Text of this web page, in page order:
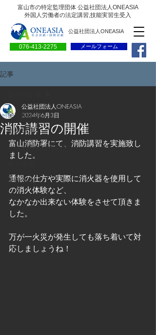
富山市の特定監理団体 公益社団法人ONEASIA
外国人労働者の法定講習,技能実習生受入
076-413-2275
公益社団法人ONEASIA
メールフォーム
記事
全ての記事
会員専用ページ
一般の方向けブログ
求職情報
プレリリース
消防講習の開催
公益社団法人ONEASIA
2024年6月3日
富山消防署にて、消防講習を実施致し
ました。
通報の仕方や実際に消火器を使用して
の消火体験など、
なかなか出来ない体験をさせて頂きま
した。
万が一火災が発生しても落ち着いて対
応しましょうね！